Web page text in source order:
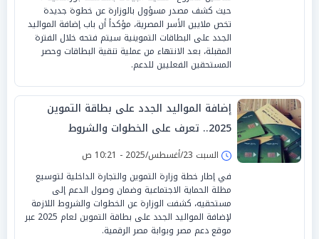
حيث كشف مصدر مسؤول بالوزارة عن خطوة جديدة
تخص ملايين الأسر المصرية، مؤكداً أن باب إضافة المواليد
الجدد على البطاقات التموينية سيتم فتحه خلال الفترة
المقبلة، بعد الانتهاء من عملية تنقية البطاقات وحصر
المستحقين الفعليين للدعم.
إضافة المواليد الجدد على بطاقة التموين
2025.. تعرف على الخطوات والشروط
السبت 23/أغسطس/2025 - 10:21 ص
في إطار خطة وزارة التموين والتجارة الداخلية لتوسيع
مظلة الحماية الاجتماعية وضمان وصول الدعم إلى
مستحقيه، كشفت الوزارة عن الخطوات والشروط اللازمة
لإضافة المواليد الجدد على بطاقة التموين لعام 2025 عبر
موقع دعم مصر وبوابة مصر الرقمية.